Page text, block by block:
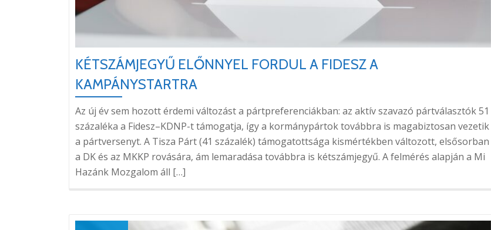
KÉTSZÁMJEGYŰ ELŐNNYEL FORDUL A FIDESZ A
KAMPÁNYSTARTRA
Az új év sem hozott érdemi változást a pártpreferenciákban: az aktív szavazó pártválasztók 51
százaléka a Fidesz–KDNP-t támogatja, így a kormánypártok továbbra is magabiztosan vezetik
a pártversenyt. A Tisza Párt (41 százalék) támogatottsága kismértékben változott, elsősorban
a DK és az MKKP rovására, ám lemaradása továbbra is kétszámjegyű. A felmérés alapján a Mi
Hazánk Mozgalom áll […]